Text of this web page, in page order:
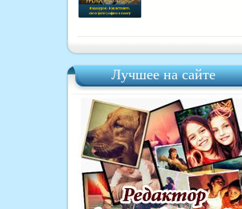
Лучшее на сайте